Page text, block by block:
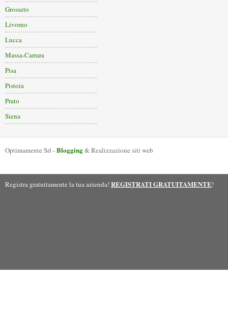
Grosseto
Livorno
Lucca
Massa-Carrara
Pisa
Pistoia
Prato
Siena
Optimamente Srl -Blogging& Realizzazione siti web
Registra gratuitamente la tua azienda! REGISTRATI GRATUITAMENTE!